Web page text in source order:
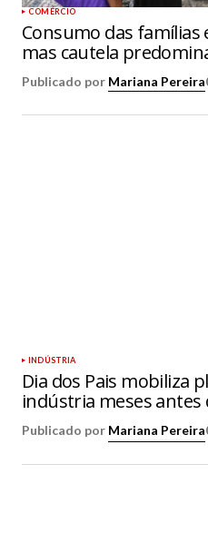
COMÉRCIO
Consumo das famílias
mas cautela
Publicado por Mariana Pereira
INDÚSTRIA
Dia dos Pais mobiliza
indústria meses antes
Publicado por Mariana Pereira